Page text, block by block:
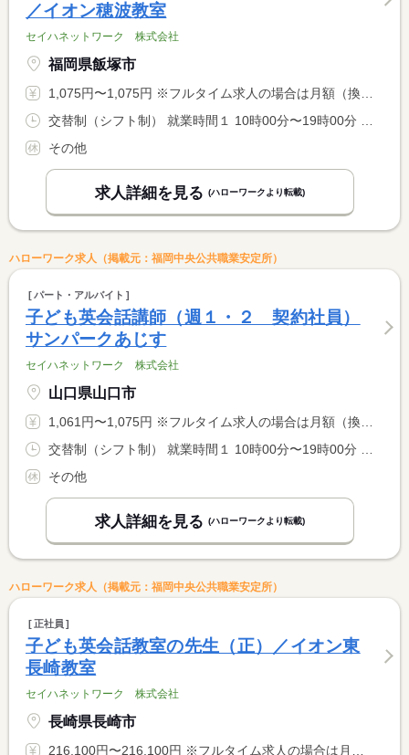
／イオン穂波教室
セイハネットワーク 株式会社
福岡県飯塚市
1,075円〜1,075円 ※フルタイム求人の場合は月額（換算額）、パート求人の場合は時間額を表示しています。
その他
求人詳細を見る (ハローワークより転載)
ハローワーク求人（掲載元：福岡中央公共職業安定所）
パート・アルバイト
子ども英会話講師（週１・２ 契約社員）
サンパークあじす
セイハネットワーク 株式会社
山口県山口市
1,061円〜1,075円 ※フルタイム求人の場合は月額（換算額）、パート求人の場合は時間額を表示しています。
その他
求人詳細を見る (ハローワークより転載)
ハローワーク求人（掲載元：福岡中央公共職業安定所）
正社員
子ども英会話教室の先生（正）／イオン東
長崎教室
セイハネットワーク 株式会社
長崎県長崎市
216,100円〜216,100円 ※フルタイム求人の場合は月額（換算額）、パート求人の場合は時間額を表示しています。